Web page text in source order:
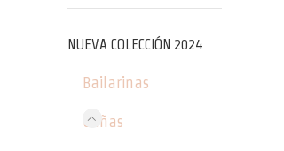
NUEVA COLECCIÓN 2024
Bailarinas
Cuñas